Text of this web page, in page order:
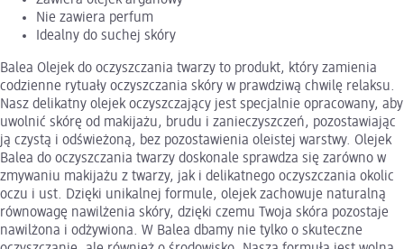
Nie zawiera perfum
Idealny do suchej skóry
Balea Olejek do oczyszczania twarzy to produkt, który zamienia
codzienne rytuały oczyszczania skóry w prawdziwą chwilę relaksu.
Nasz delikatny olejek oczyszczający jest specjalnie opracowany, aby
uwolnić skórę od makijażu, brudu i zanieczyszczeń, pozostawiając
ją czystą i odświeżoną, bez pozostawienia oleistej warstwy. Olejek
Balea do oczyszczania twarzy doskonale sprawdza się zarówno w
zmywaniu makijażu z twarzy, jak i delikatnego oczyszczania okolic
oczu i ust. Dzięki unikalnej formule, olejek zachowuje naturalną
równowagę nawilżenia skóry, dzięki czemu Twoja skóra pozostaje
nawilżona i odżywiona. W Balea dbamy nie tylko o skuteczne